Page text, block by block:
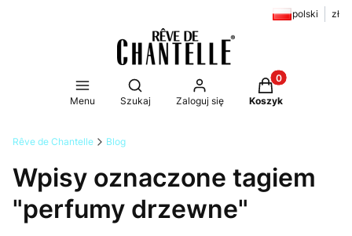
polski zł
Menu
Otwórz wyszukiwarkę
Szukaj Zaloguj się
Produkty w
Koszyk
Rêve de Chantelle Blog
Wpisy oznaczone tagiem
"perfumy drzewne"